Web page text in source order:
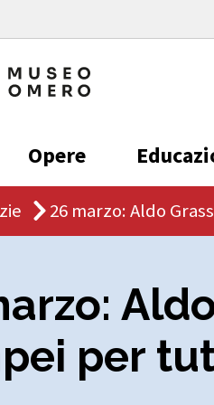
Opere
26 marzo: Aldo
per